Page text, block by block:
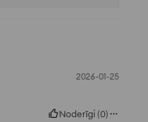
2026-01-25
Noderīgi(0)